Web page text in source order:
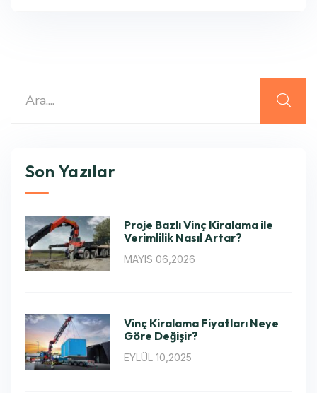
Son Yazılar
Proje Bazlı Vinç Kiralama ile
Verimlilik Nasıl Artar?
MAYIS 06,2026
Vinç Kiralama Fiyatları Neye
Göre Değişir?
EYLÜL 10,2025